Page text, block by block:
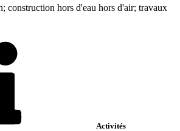
construction hors d'eau hors d'air; travaux
Activités